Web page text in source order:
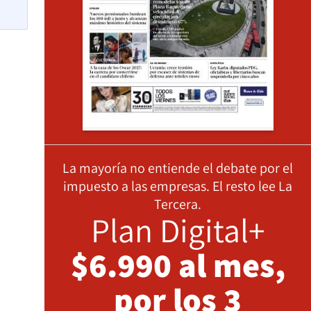
La mayoría no entiende el debate por el
impuesto a las empresas. El resto lee La
Tercera.
Plan Digital+
$6.990 al mes,
por los 3